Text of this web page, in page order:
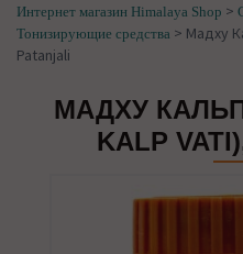
Интернет магазин Himalaya Shop >
Тонизирующие средства > Мадху
Patanjali
МАДХУ КАЛЬП
KALP